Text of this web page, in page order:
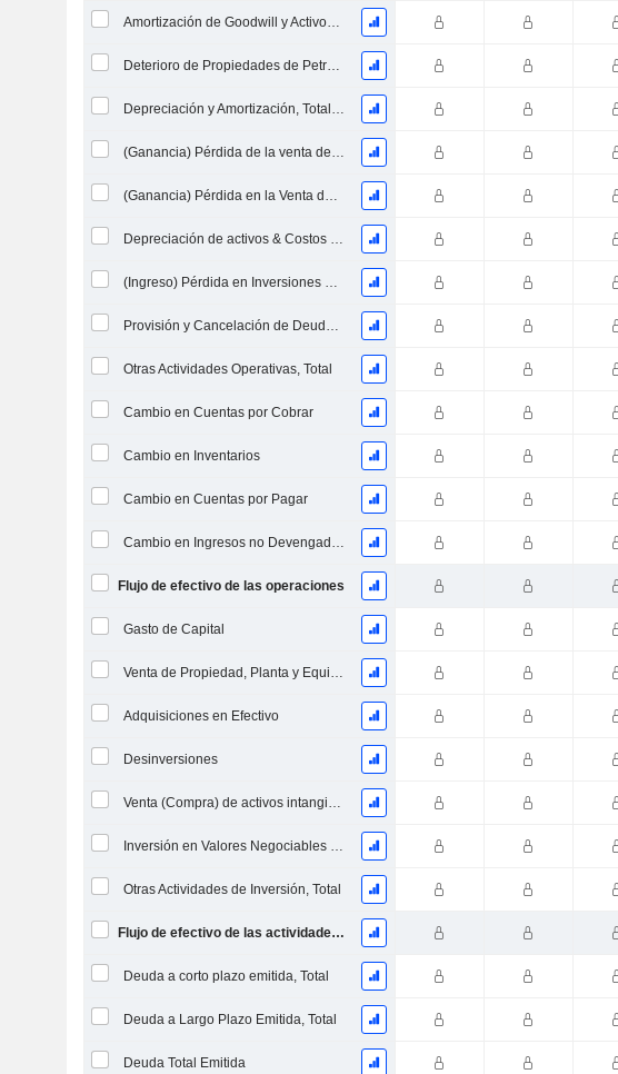
Amortización de Goodwill y Activos Intangibles - (CF) - (Específico del Modelo)
Deterioro de Propiedades de Petróleo, Gas y Minerales - (CF)
Depreciación y Amortización, Total - CF
(Ganancia) Pérdida de la venta de un activo
(Ganancia) Pérdida en la Venta de Inversiones - (CF)
Depreciación de activos & Costos de reestructuración
(Ingreso) Pérdida en Inversiones en Capital - (CF)
Provisión y Cancelación de Deudas Incobrables
Otras Actividades Operativas, Total
Cambio en Cuentas por Cobrar
Cambio en Inventarios
Cambio en Cuentas por Pagar
Cambio en Ingresos no Devengados
Flujo de efectivo de las operaciones
Gasto de Capital
Venta de Propiedad, Planta y Equipo
Adquisiciones en Efectivo
Desinversiones
Venta (Compra) de activos intangibles
Inversión en Valores Negociables y Acciones, Total
Otras Actividades de Inversión, Total
Flujo de efectivo de las actividades de inversión
Deuda a corto plazo emitida, Total
Deuda a Largo Plazo Emitida, Total
Deuda Total Emitida